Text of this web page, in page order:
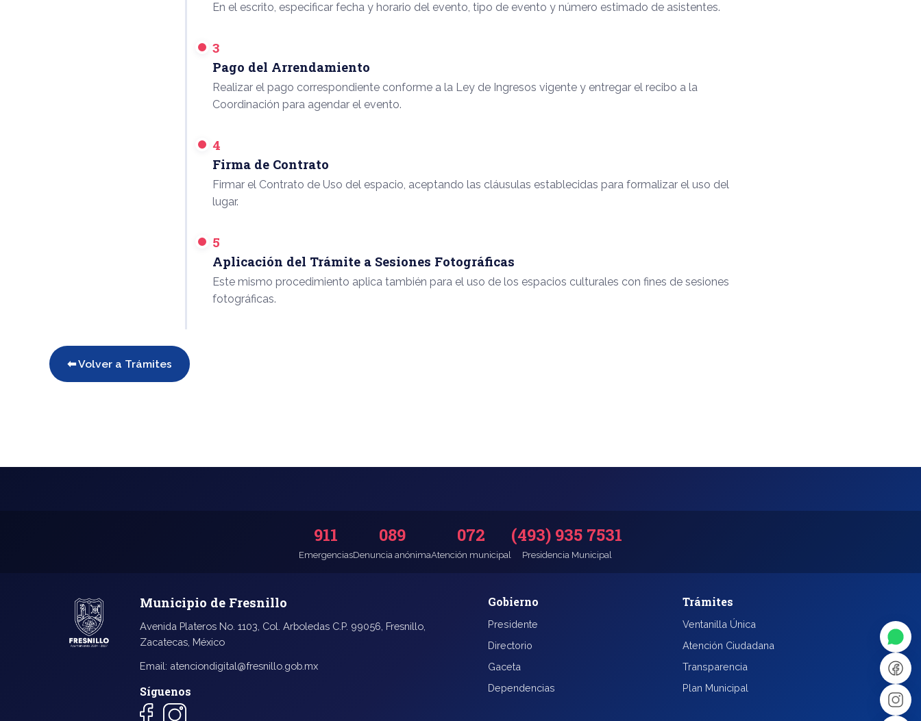
En el escrito, especificar fecha y horario del evento, tipo de evento y número estimado de asistentes.
3
Pago del Arrendamiento
Realizar el pago correspondiente conforme a la Ley de Ingresos vigente y entregar el recibo a la
Coordinación para agendar el evento.
4
Firma de Contrato
Firmar el Contrato de Uso del espacio, aceptando las cláusulas establecidas para formalizar el uso del
lugar.
5
Aplicación del Trámite a Sesiones Fotográficas
Este mismo procedimiento aplica también para el uso de los espacios culturales con fines de sesiones
fotográficas.
⬅ Volver a Trámites
911
Emergencias
089
Denuncia anónima
072
Atención municipal
(493) 935 7531
Presidencia Municipal
Municipio de Fresnillo
Avenida Plateros No. 1103, Col. Arboledas C.P. 99056, Fresnillo,
Zacatecas, México
Email: atenciondigital@fresnillo.gob.mx
Síguenos
Gobierno
Presidente
Directorio
Gaceta
Dependencias
Trámites
Ventanilla Única
Atención Ciudadana
Transparencia
Plan Municipal
↔
Dx